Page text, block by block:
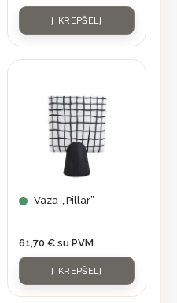
Į KREPŠELĮ
Vaza „Pillar”
61,70 € su PVM
Į KREPŠELĮ